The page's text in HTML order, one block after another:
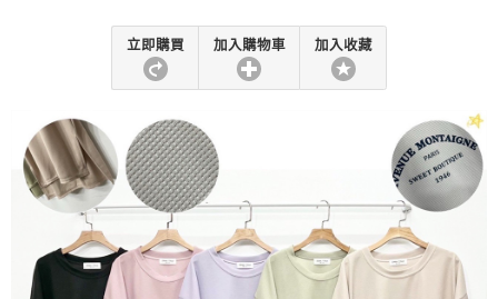
立即購買 加入購物車 加入收藏